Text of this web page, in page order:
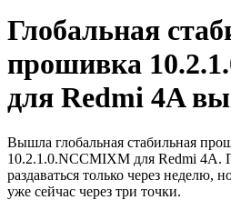
Глобальная
прошивка
для Redmi 4A
Вышла глобальная стабильная
10.2.1.0.NCCMIXM для Redmi 4A.
раздаваться только через неделю,
уже сейчас через три точки.